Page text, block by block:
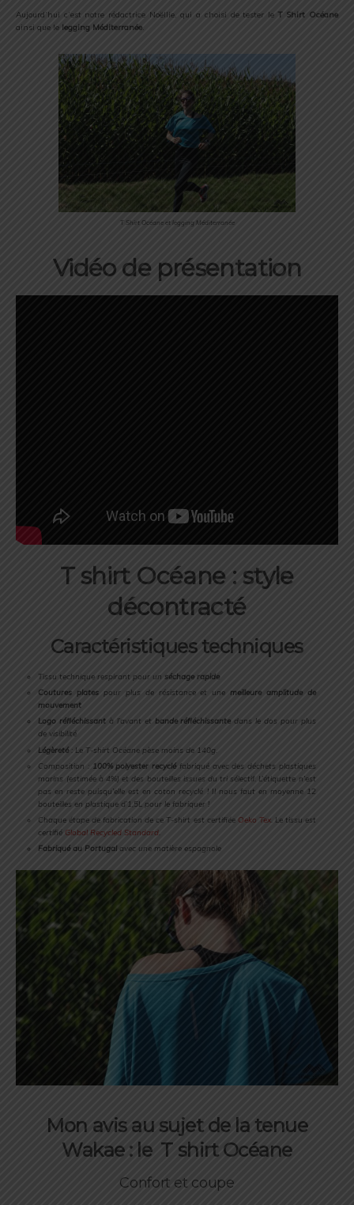
Aujourd’hui c’est notre rédactrice Noëllie, qui a choisi de tester le T Shirt Océane
ainsi que le legging Méditerranée.
T Shirt Océane et legging Méditerranée
Vidéo de présentation
T shirt Océane : style
décontracté
Caractéristiques techniques
Tissu technique respirant pour un séchage rapide
Coutures plates pour plus de résistance et une meilleure amplitude de
mouvement
Logo réfléchissant à l’avant et bande réfléchissante dans le dos pour plus
de visibilité
Légèreté : Le T-shirt Océane pèse moins de 140g.
Composition : 100% polyester recycléfabriqué avec des déchets plastiques
marins (estimée à 4%) et des bouteilles issues du tri sélectif. L’étiquette n’est
pas en reste puisqu’elle est en coton recyclé ! Il nous faut en moyenne 12
bouteilles en plastique d’1,5L pour le fabriquer !
Chaque étape de fabrication de ce T-shirt est certifiée Oeko Tex. Le tissu est
certifié Global Recycled Standard.
Fabriqué au Portugal avec une matière espagnole
Mon avis au sujet de la tenue
Wakae : le T shirt Océane
Confort et coupe